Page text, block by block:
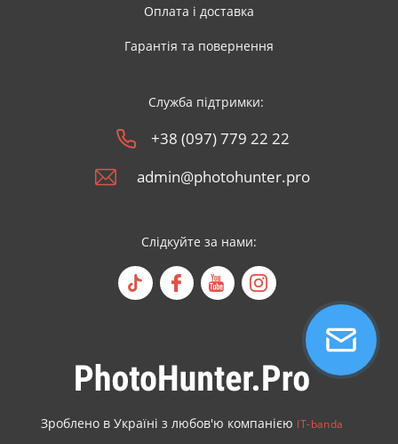
Оплата і доставка
Гарантія та повернення
Служба підтримки:
+38 (097) 779 22 22
admin@photohunter.pro
Слідкуйте за нами:
Зроблено в Україні з любов'ю компанією IT-banda